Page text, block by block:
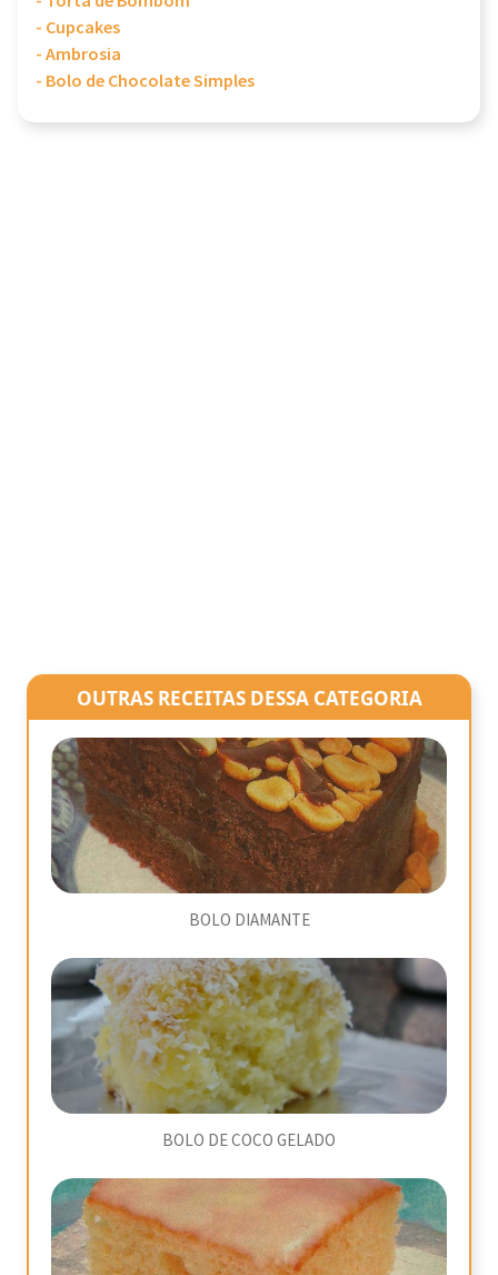
- Cupcakes
- Ambrosia
- Bolo de Chocolate Simples
OUTRAS RECEITAS DESSA CATEGORIA
BOLO DIAMANTE
BOLO DE COCO GELADO